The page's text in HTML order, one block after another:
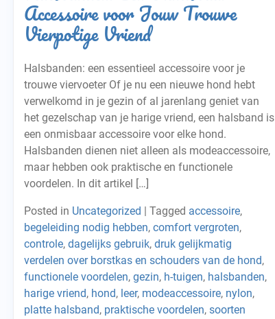
Accessoire voor Jouw Trouwe
Vierpotige Vriend
Halsbanden: een essentieel accessoire voor je
trouwe viervoeter Of je nu een nieuwe hond hebt
verwelkomd in je gezin of al jarenlang geniet van
het gezelschap van je harige vriend, een halsband is
een onmisbaar accessoire voor elke hond.
Halsbanden dienen niet alleen als modeaccessoire,
maar hebben ook praktische en functionele
voordelen. In dit artikel […]
Posted in Uncategorized | Tagged accessoire,
begeleiding nodig hebben, comfort vergroten,
controle, dagelijks gebruik, druk gelijkmatig
verdelen over borstkas en schouders van de hond,
functionele voordelen, gezin, h-tuigen, halsbanden,
harige vriend, hond, leer, modeaccessoire, nylon,
platte halsband, praktische voordelen, soorten